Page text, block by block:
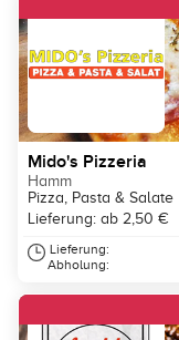
Mido's Pizzeria
Hamm
Pizza, Pasta & Salate
Lieferung: ab 2,50 €
Lieferung:
Abholung: